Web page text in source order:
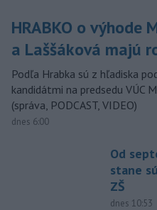
HRABKO o výhode
a Laššáková majú
Podľa Hrabka sú z hľadiska
kandidátmi na predsedu VÚC
(správa, PODCAST, VIDEO)
dnes 6:00
Od
stane
ZŠ
dnes 10:53